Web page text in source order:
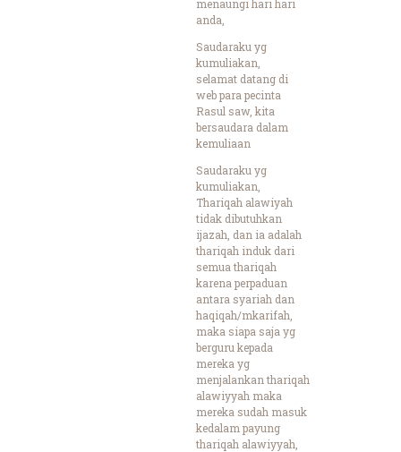
menaungi hari hari
anda,
Saudaraku yg
kumuliakan,
selamat datang di
web para pecinta
Rasul saw, kita
bersaudara dalam
kemuliaan
Saudaraku yg
kumuliakan,
Thariqah alawiyah
tidak dibutuhkan
ijazah, dan ia adalah
thariqah induk dari
semua thariqah
karena perpaduan
antara syariah dan
haqiqah/mkarifah,
maka siapa saja yg
berguru kepada
mereka yg
menjalankan thariqah
alawiyyah maka
mereka sudah masuk
kedalam payung
thariqah alawiyyah,